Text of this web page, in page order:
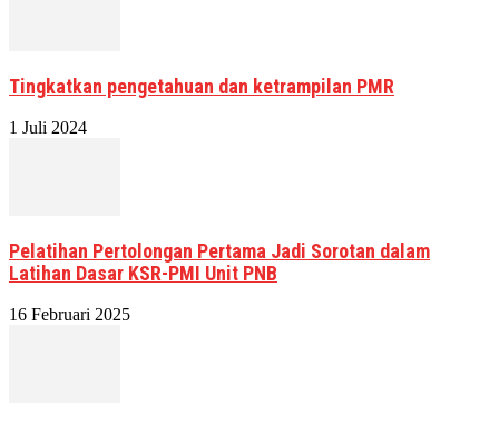
Tingkatkan pengetahuan dan ketrampilan PMR
1 Juli 2024
Pelatihan Pertolongan Pertama Jadi Sorotan dalam
Latihan Dasar KSR-PMI Unit PNB
16 Februari 2025